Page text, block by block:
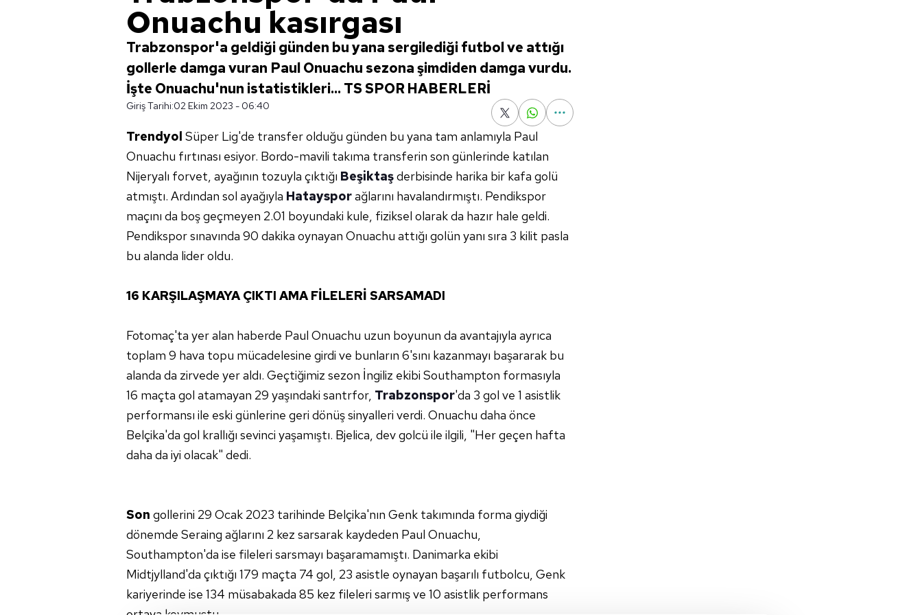
Onuachu kasırgası
Trabzonspor'a geldiği günden bu yana sergilediği futbol ve attığı
gollerle damga vuran Paul Onuachu sezona şimdiden damga vurdu.
İşte Onuachu'nun istatistikleri... TS SPOR HABERLERİ
Giriş Tarihi:02 Ekim 2023 - 06:40
Trendyol Süper Lig'de transfer olduğu günden bu yana tam anlamıyla Paul
Onuachu fırtınası esiyor. Bordo-mavili takıma transferin son günlerinde katılan
Nijeryalı forvet, ayağının tozuyla çıktığı Beşiktaşderbisinde harika bir kafa golü
atmıştı. Ardından sol ayağıyla Hataysporağlarını havalandırmıştı. Pendikspor
maçını da boş geçmeyen 2.01 boyundaki kule, fiziksel olarak da hazır hale geldi.
Pendikspor sınavında 90 dakika oynayan Onuachu attığı golün yanı sıra 3 kilit pasla
bu alanda lider oldu.
16 KARŞILAŞMAYA ÇIKTI AMA FİLELERİ SARSAMADI
Fotomaç'ta yer alan haberde Paul Onuachu uzun boyunun da avantajıyla ayrıca
toplam 9 hava topu mücadelesine girdi ve bunların 6'sını kazanmayı başararak bu
alanda da zirvede yer aldı. Geçtiğimiz sezon İngiliz ekibi Southampton formasıyla
16 maçta gol atamayan 29 yaşındaki santrfor, Trabzonspor'da 3 gol ve 1 asistlik
performansı ile eski günlerine geri dönüş sinyalleri verdi. Onuachu daha önce
Belçika'da gol krallığı sevinci yaşamıştı. Bjelica, dev golcü ile ilgili, "Her geçen hafta
daha da iyi olacak" dedi.
Son gollerini 29 Ocak 2023 tarihinde Belçika'nın Genk takımında forma giydiği
dönemde Seraing ağlarını 2 kez sarsarak kaydeden Paul Onuachu,
Southampton'da ise fileleri sarsmayı başaramamıştı. Danimarka ekibi
Midtjylland'da çıktığı 179 maçta 74 gol, 23 asistle oynayan başarılı futbolcu, Genk
kariyerinde ise 134 müsabakada 85 kez fileleri sarmış ve 10 asistlik performans